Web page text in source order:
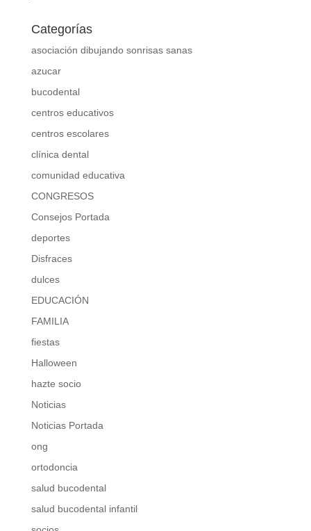
Categorías
asociación dibujando sonrisas sanas
azucar
bucodental
centros educativos
centros escolares
clínica dental
comunidad educativa
CONGRESOS
Consejos Portada
deportes
Disfraces
dulces
EDUCACIÓN
FAMILIA
fiestas
Halloween
hazte socio
Noticias
Noticias Portada
ong
ortodoncia
salud bucodental
salud bucodental infantil